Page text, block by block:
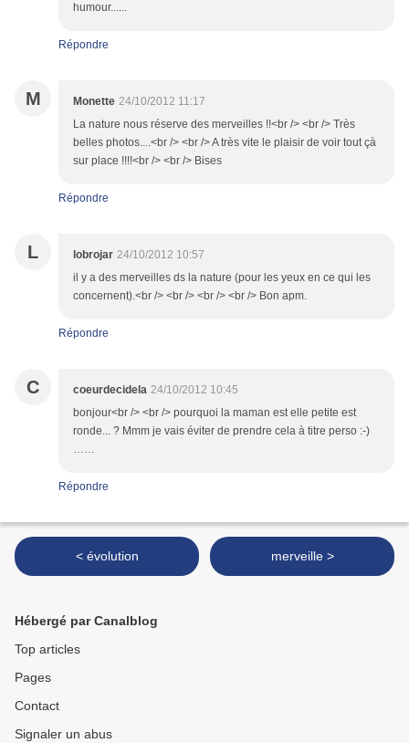
humour......
Répondre
M Monette 24/10/2012 11:17
La nature nous réserve des merveilles !!<br /> <br /> Très
belles photos....<br /> <br /> A très vite le plaisir de voir tout çà
sur place !!!!<br /> <br /> Bises
Répondre
L lobrojar 24/10/2012 10:57
il y a des merveilles ds la nature (pour les yeux en ce qui les
concernent).<br /> <br /> <br /> <br /> Bon apm.
Répondre
C coeurdecidela 24/10/2012 10:45
bonjour<br /> <br /> pourquoi la maman est elle petite est
ronde... ? Mmm je vais éviter de prendre cela à titre perso :-)
……
Répondre
< évolution merveille >
Hébergé par Canalblog
Top articles
Pages
Contact
Signaler un abus